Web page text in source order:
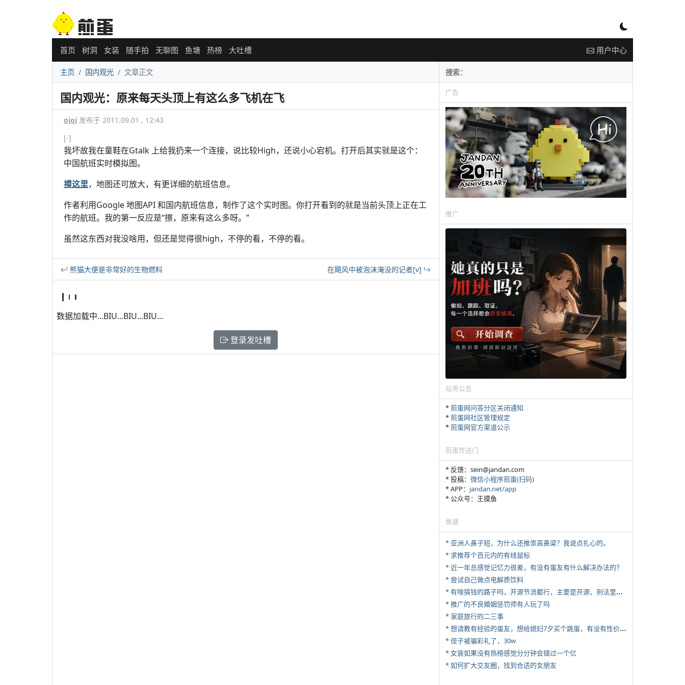
首页 树洞 女装 随手拍 无聊图 鱼塘 热榜 大吐槽 用户中心
主页 国内观光 文章正文
国内观光：原来每天头顶上有这么多飞机在飞
oioi 发布于 2011.09.01 , 12:43
[-]
我坏故我在童鞋在Gtalk 上给我扔来一个连接，说比较High，还说小心宕机。打开后其实就是这个：
中国航班实时模拟图。
摸这里，地图还可放大，有更详细的航班信息。
作者利用Google 地图API 和国内航班信息，制作了这个实时图。你打开看到的就是当前头顶上正在工
作的航班。我的第一反应是“擦，原来有这么多呀。”
虽然这东西对我没啥用，但还是觉得很high，不停的看，不停的看。
熊猫大便是非常好的生物燃料 在飓风中被泡沫淹没的记者[v]
数据加载中...BIU...BIU...BIU...
登录发吐槽
广告
推广
站务公告
*煎蛋网问答分区关闭通知
*煎蛋网社区管理规定
*煎蛋网官方渠道公示
煎蛋传送门
* 反馈：sein@jandan.com
* 投稿： 微信小程序煎蛋(扫码)
* APP： jandan.net/app
* 公众号：王摸鱼
鱼塘
* 亚洲人鼻子短，为什么还推崇高鼻梁？我说点扎心的。
* 求推荐个百元内的有线鼠标
* 近一年总感觉记忆力很差，有没有蛋友有什么解决办法的？
* 尝试自己做点电解质饮料
*
有啥搞钱的路子吗，开源节流都行，主要是开源，刑法里的咱不做
* 推广的不良婚姻惩罚师有人玩了吗
* 家庭旅行的二三事
*
想请教有经验的蛋友，想给媳妇7夕买个跳蛋，有没有性价比高的推荐
* 侄子被骗彩礼了，30w
* 女装如果没有热榜感觉分分钟会错过一个亿
* 如何扩大交友圈，找到合适的女朋友